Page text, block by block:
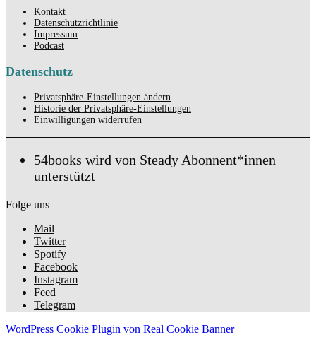
Kontakt
Datenschutzrichtlinie
Impressum
Podcast
Datenschutz
Privatsphäre-Einstellungen ändern
Historie der Privatsphäre-Einstellungen
Einwilligungen widerrufen
54books wird von Steady Abonnent*innen
unterstützt
Folge uns
Mail
Twitter
Spotify
Facebook
Instagram
Feed
Telegram
WordPress Cookie Plugin von Real Cookie Banner